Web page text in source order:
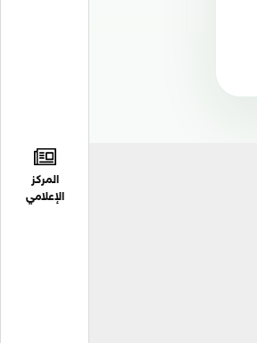
المركز
الإعلامي